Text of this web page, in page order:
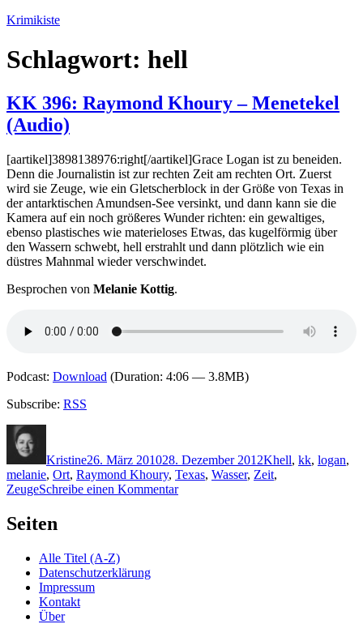
Zum
springen
Krimikiste
Schlagwort: hell
KK 396: Raymond Khoury – Menetekel
(Audio)
[aartikel]3898138976:right[/aartikel]Grace Logan ist zu beneiden.
Denn die Journalistin ist zur rechten Zeit am rechten Ort. Zuerst
wird sie Zeuge, wie ein Gletscherblock in der Größe von Texas in
der antarktischen Amundsen-See versinkt, und dann kann sie die
Kamera auf ein noch größeres Wunder richten: ein gewaltiges,
ebenso plastisches wie materieloses Etwas, das kugelförmig über
den Wassern schwebt, hell erstrahlt und dann plötzlich wie ein
düstres Mahnmal wieder verschwindet.
Besprochen von Melanie Kottig.
Podcast: Download (Duration: 4:06 — 3.8MB)
Subscribe: RSS
Kristine26. März 201028. Dezember 2012Khell, kk, logan,
melanie, Ort, Raymond Khoury, Texas, Wasser, Zeit,
ZeugeSchreibe einen Kommentarzu
Seiten
Alle Titel (A-Z)
Datenschutzerklärung
Impressum
Kontakt
Über